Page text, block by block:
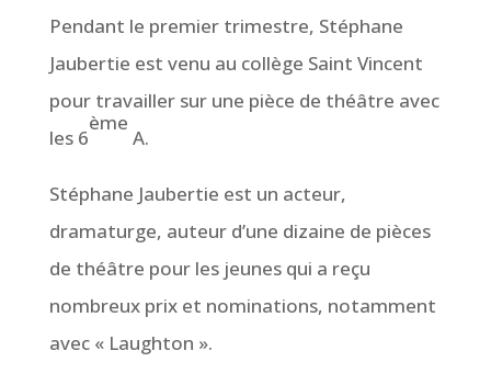
Pendant le premier trimestre, Stéphane
Jaubertie est venu au collège Saint Vincent
pour travailler sur une pièce de théâtre avec
les 6
ème
A.
Stéphane Jaubertie est un acteur,
dramaturge, auteur d’une dizaine de pièces
de théâtre pour les jeunes qui a reçu
nombreux prix et nominations, notamment
avec « Laughton ».